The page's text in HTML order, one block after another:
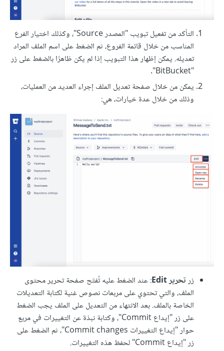
التأكد من تفعيل تبويب "المصدر Source"، وكذلك اختيار الفرع
المناسب من خلال قائمة الفروع، ثم الضغط على اسم الملف المراد
تعديله. يمكن إظهار هذا التبويب إذا لم يكن ظاهرًا بالضغط على زر
"BitBucket".
يمكن من خلال صفحة تعديل الملف إجراء العديد من العمليات،
وذلك من خلال عدة خيارات، هي:
زرتحرير Edit
: عند الضغط عليه تُفتَح صفحة تحرير محتوى
الملف، والتي تحتوي على مربعات نصوص غنية لكتابة التعديلات
الخاصة بالملف. بعد الانتهاء من التعديل على الملف يجب الضغط
على زر "إيداع Commit"، وكتابة نبذة عن التغييرات في مربع
حوار "إيداع التغييرات Commit changes"، ثم الضغط على
زر "إيداع Commit" لحفظ هذه التغييرات.